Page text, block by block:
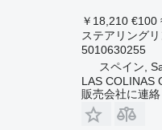
￥18,210 €100
ステアリング
5010630255
スペイン,
LAS COLINAS
販売会社に連絡